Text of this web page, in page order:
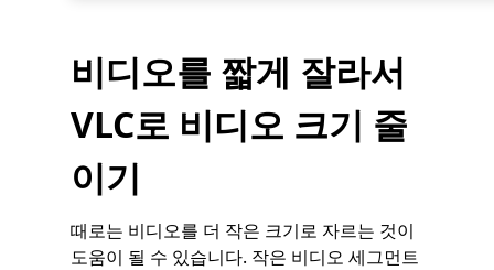
비디오를 짧게 잘라서
VLC로 비디오 크기 줄
이기
때로는 비디오를 더 작은 크기로 자르는 것이
도움이 될 수 있습니다. 작은 비디오 세그먼트